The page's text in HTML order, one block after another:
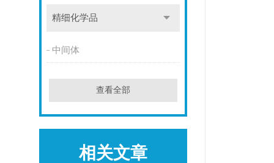
精细化学品
中间体
查看全部
相关文章